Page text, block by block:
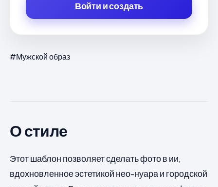
Войти и создать
#Мужской образ
О стиле
Этот шаблон позволяет сделать фото в ии,
вдохновленное эстетикой нео-нуара и городской